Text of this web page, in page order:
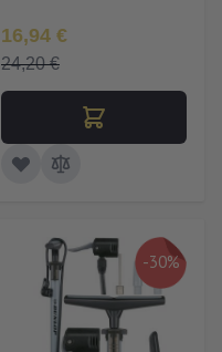
Īpaša Cena
16,94 €
24,20 €
-30%